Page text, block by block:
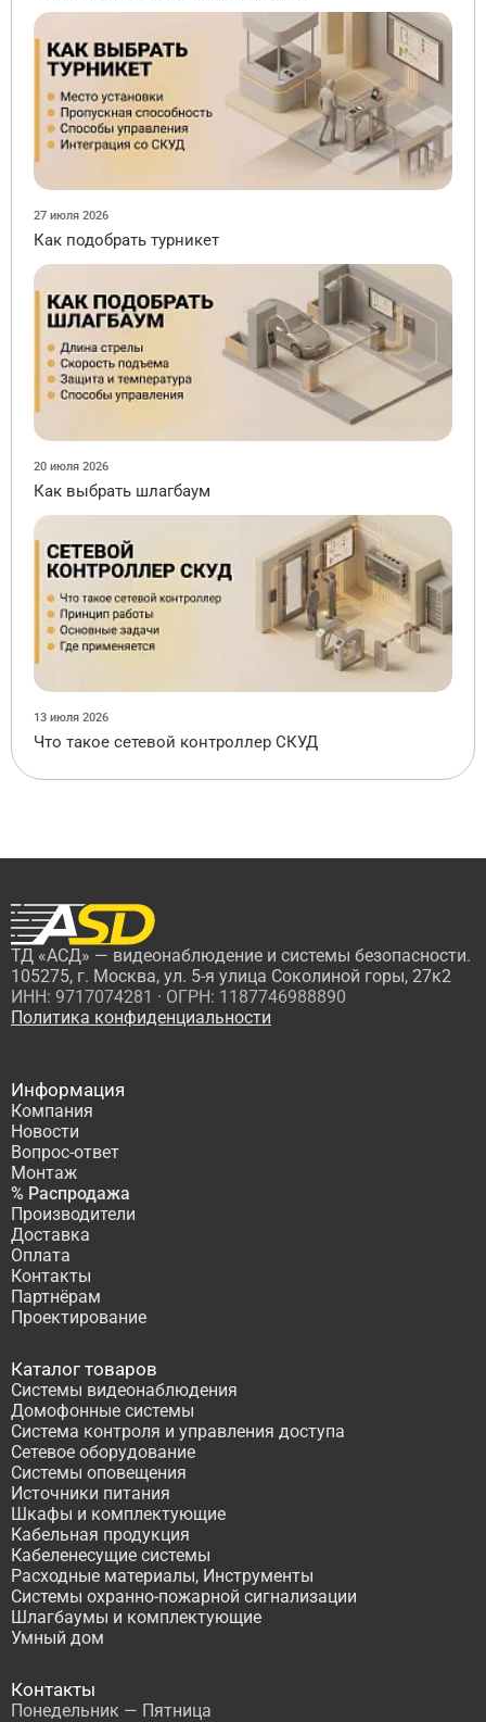
27 июля 2026
Как подобрать турникет
20 июля 2026
Как выбрать шлагбаум
13 июля 2026
Что такое сетевой контроллер СКУД
ТД «АСД» — видеонаблюдение и системы безопасности.
105275, г. Москва, ул. 5-я улица Соколиной горы, 27к2
ИНН: 9717074281 · ОГРН: 1187746988890
Политика конфиденциальности
Информация
Компания
Новости
Вопрос-ответ
Монтаж
% Распродажа
Производители
Доставка
Оплата
Контакты
Партнёрам
Проектирование
Каталог товаров
Системы видеонаблюдения
Домофонные системы
Система контроля и управления доступа
Сетевое оборудование
Системы оповещения
Источники питания
Шкафы и комплектующие
Кабельная продукция
Кабеленесущие системы
Расходные материалы, Инструменты
Системы охранно-пожарной сигнализации
Шлагбаумы и комплектующие
Умный дом
Контакты
Понедельник — Пятница